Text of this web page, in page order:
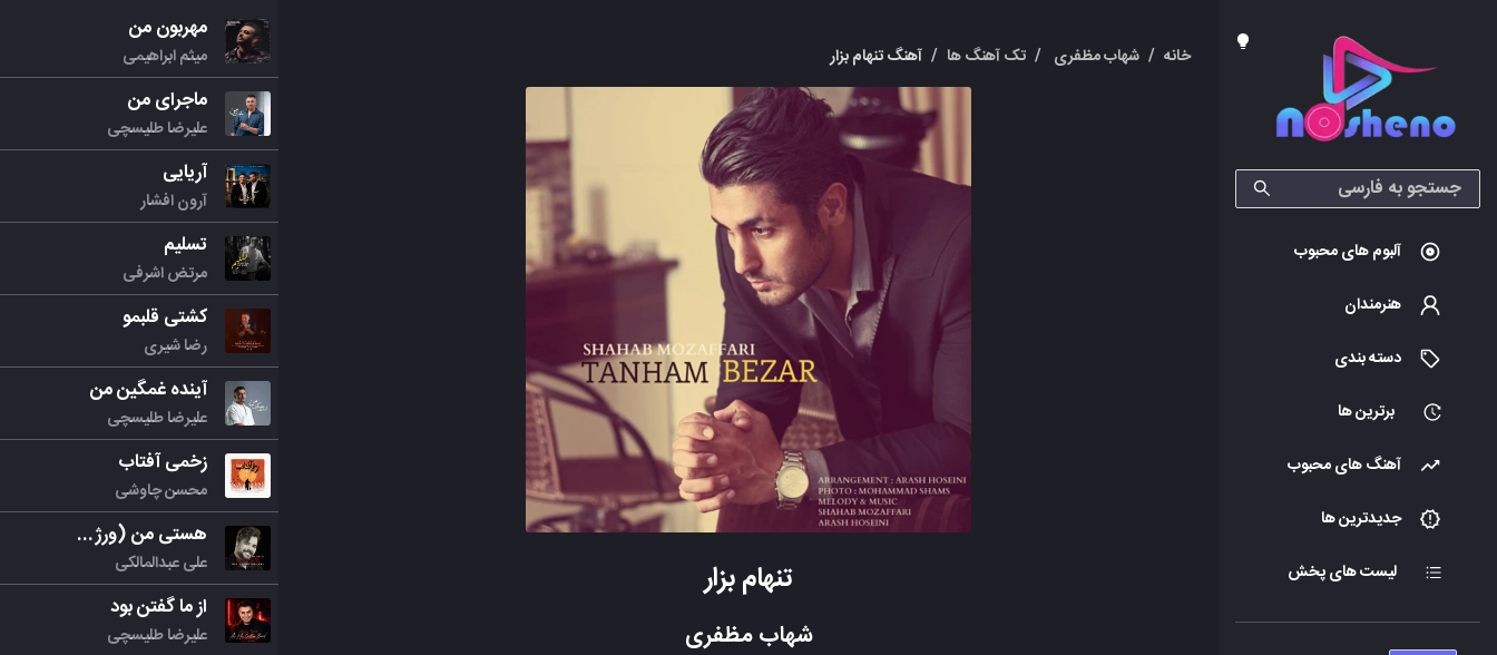
آلبوم های محبوب
هنرمندان
دسته بندی
برترین ها
آهنگ های محبوب
جدیدترین ها
لیست های پخش
خانه / شهاب مظفری / تک آهنگ ها / آهنگ تنهام بزار
تنهام بزار
شهاب مظفری
مهربون من
میثم ابراهیمی
ماجرای من
علیرضا طلیسچی
آریایی
آرون افشار
تسلیم
مرتض اشرفی
کشتی قلبمو
رضا شیری
آینده غمگین من
علیرضا طلیسچی
زخمی آفتاب
محسن چاوشی
هستی من (ورژن جدید)
علی عبدالمالکی
از ما گفتن بود
علیرضا طلیسچی